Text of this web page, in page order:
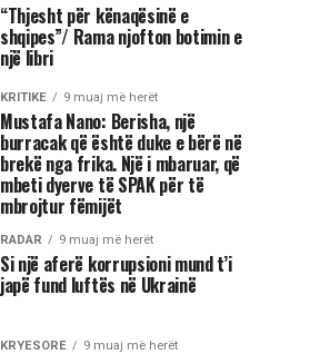
“Thjesht për kënaqësinë e
shqipes”/ Rama njofton botimin e
një libri
KRITIKE 9 muaj më herët
Mustafa Nano: Berisha, një
burracak që është duke e bërë në
brekë nga frika. Një i mbaruar, që
mbeti dyerve të SPAK për të
mbrojtur fëmijët
RADAR 9 muaj më herët
Si një aferë korrupsioni mund t’i
japë fund luftës në Ukrainë
KRYESORE 9 muaj më herët